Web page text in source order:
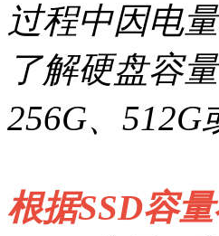
过程中因电
了解硬盘容
256G、
根据SSD容